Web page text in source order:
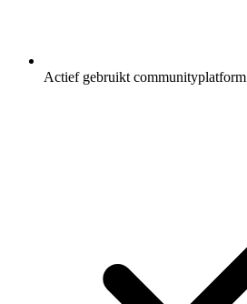
Actief gebruikt communityplatform